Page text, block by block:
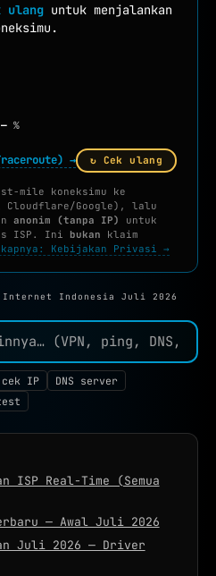
ulang untuk menjalankan
— %
→ ↻ Cek ulang
mile koneksimu ke
Cloudflare/Google), lalu
anonim (tanpa IP)
untuk
ISP. Ini bukan klaim
Kebijakan Privasi →
Internet Indonesia Juli 2026
IP
DNS server
ISP Real-Time (Semua
— Awal Juli 2026
Juli 2026 — Driver